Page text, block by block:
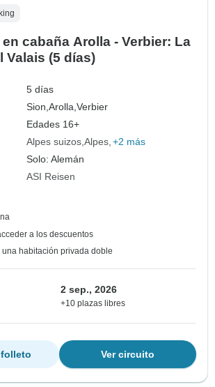
cabaña Arolla - Verbier: La
Valais (5 días)
5 días
Sion,Arolla,Verbier
Edades 16+
Alpes suizos Alpes +2 más
Solo: Alemán
ASI Reisen
a los descuentos
una habitación privada doble
2 sep., 2026
+10 plazas libres
Ver circuito
folleto